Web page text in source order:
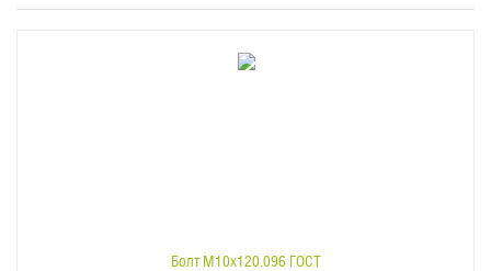
Болт M10x120.096 ГОСТ